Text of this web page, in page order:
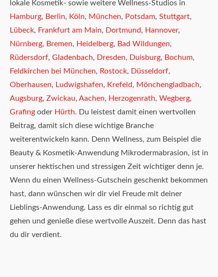
lokale Kosmetik- sowie weitere Wellness-Studios in
Hamburg, Berlin, Köln, München, Potsdam, Stuttgart,
Lübeck, Frankfurt am Main, Dortmund, Hannover,
Nürnberg, Bremen, Heidelberg, Bad Wildungen,
Rüdersdorf, Gladenbach, Dresden, Duisburg, Bochum,
Feldkirchen bei München, Rostock, Düsseldorf,
Oberhausen, Ludwigshafen, Krefeld, Mönchengladbach,
Augsburg, Zwickau, Aachen, Herzogenrath, Wegberg,
Grafing oder Hürth. Du leistest damit einen wertvollen
Beitrag, damit sich diese wichtige Branche
weiterentwickeln kann. Denn Wellness, zum Beispiel die
Beauty & Kosmetik-Anwendung Mikrodermabrasion, ist in
unserer hektischen und stressigen Zeit wichtiger denn je.
Wenn du einen Wellness-Gutschein geschenkt bekommen
hast, dann wünschen wir dir viel Freude mit deiner
Lieblings-Anwendung. Lass es dir einmal so richtig gut
gehen und genieße diese wertvolle Auszeit. Denn das hast
du dir verdient.